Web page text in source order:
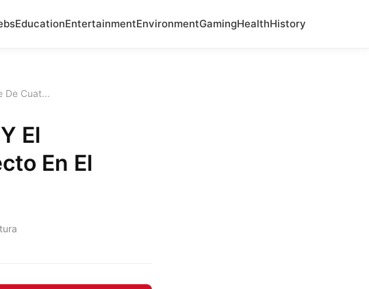
EducationEntertainmentEnvironmentGamingHealthHistory
De Cuat...
El
En El